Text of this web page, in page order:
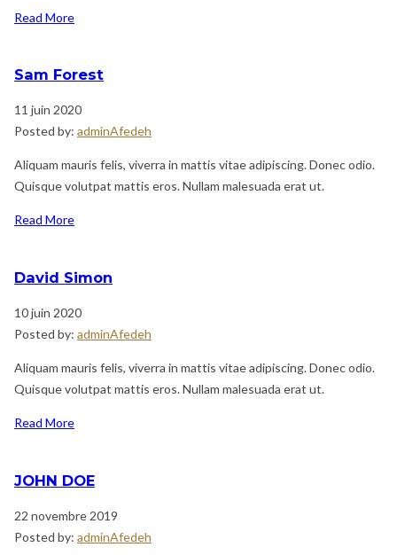
Read More
Sam Forest
11 juin 2020
Posted by: adminAfedeh
Aliquam mauris felis, viverra in mattis vitae adipiscing. Donec odio.
Quisque volutpat mattis eros. Nullam malesuada erat ut.
Read More
David Simon
10 juin 2020
Posted by: adminAfedeh
Aliquam mauris felis, viverra in mattis vitae adipiscing. Donec odio.
Quisque volutpat mattis eros. Nullam malesuada erat ut.
Read More
JOHN DOE
22 novembre 2019
Posted by: adminAfedeh